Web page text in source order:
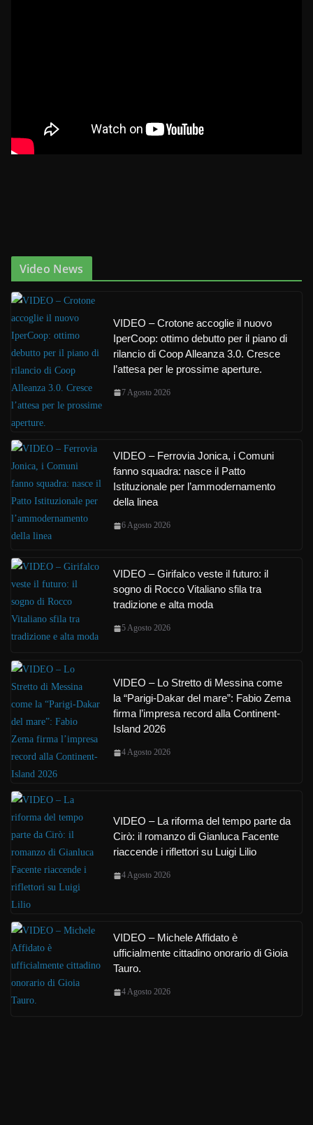
Video News
VIDEO – Crotone accoglie il nuovo
IperCoop: ottimo debutto per il piano di
rilancio di Coop Alleanza 3.0. Cresce
l’attesa per le prossime aperture.
7 Agosto 2026
VIDEO – Ferrovia Jonica, i Comuni
fanno squadra: nasce il Patto
Istituzionale per l’ammodernamento
della linea
6 Agosto 2026
VIDEO – Girifalco veste il futuro: il
sogno di Rocco Vitaliano sfila tra
tradizione e alta moda
5 Agosto 2026
VIDEO – Lo Stretto di Messina come
la “Parigi-Dakar del mare”: Fabio Zema
firma l’impresa record alla Continent-
Island 2026
4 Agosto 2026
VIDEO – La riforma del tempo parte da
Cirò: il romanzo di Gianluca Facente
riaccende i riflettori su Luigi Lilio
4 Agosto 2026
VIDEO – Michele Affidato è
ufficialmente cittadino onorario di Gioia
Tauro.
4 Agosto 2026